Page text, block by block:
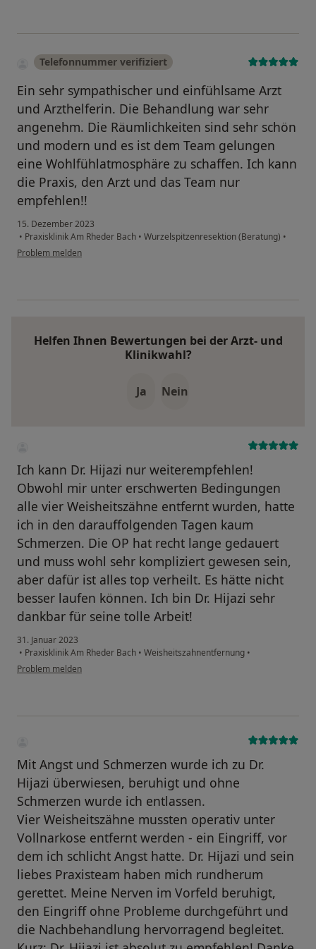
Telefonnummer verifiziert
Ein sehr sympathischer und einfühlsame Arzt
und Arzthelferin. Die Behandlung war sehr
angenehm. Die Räumlichkeiten sind sehr schön
und modern und es ist dem Team gelungen
eine Wohlfühlatmosphäre zu schaffen. Ich kann
die Praxis, den Arzt und das Team nur
empfehlen!!
15. Dezember 2023
• Praxisklinik Am Rheder Bach • Wurzelspitzenresektion (Beratung) •
Problem melden
Helfen Ihnen Bewertungen bei der Arzt- und
Klinikwahl?
Ja Nein
Ich kann Dr. Hijazi nur weiterempfehlen!
Obwohl mir unter erschwerten Bedingungen
alle vier Weisheitszähne entfernt wurden, hatte
ich in den darauffolgenden Tagen kaum
Schmerzen. Die OP hat recht lange gedauert
und muss wohl sehr kompliziert gewesen sein,
aber dafür ist alles top verheilt. Es hätte nicht
besser laufen können. Ich bin Dr. Hijazi sehr
dankbar für seine tolle Arbeit!
31. Januar 2023
• Praxisklinik Am Rheder Bach • Weisheitszahnentfernung •
Problem melden
Mit Angst und Schmerzen wurde ich zu Dr.
Hijazi überwiesen, beruhigt und ohne
Schmerzen wurde ich entlassen.
Vier Weisheitszähne mussten operativ unter
Vollnarkose entfernt werden - ein Eingriff, vor
dem ich schlicht Angst hatte. Dr. Hijazi und sein
liebes Praxisteam haben mich rundherum
gerettet. Meine Nerven im Vorfeld beruhigt,
den Eingriff ohne Probleme durchgeführt und
die Nachbehandlung hervorragend begleitet.